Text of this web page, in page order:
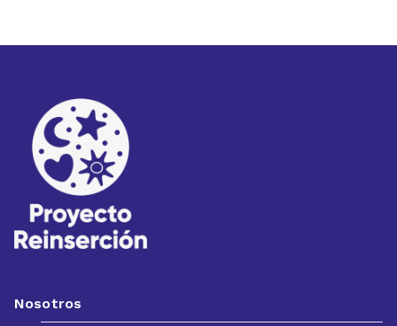
Nosotros